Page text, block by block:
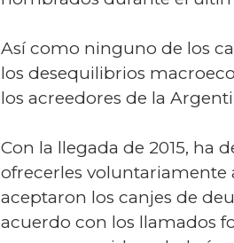
Así como ninguno de los
los desequilibrios
los acreedores de la
Con la llegada de 2015, ha
ofrecerles voluntariamente
aceptaron los canjes de
acuerdo con los llamados